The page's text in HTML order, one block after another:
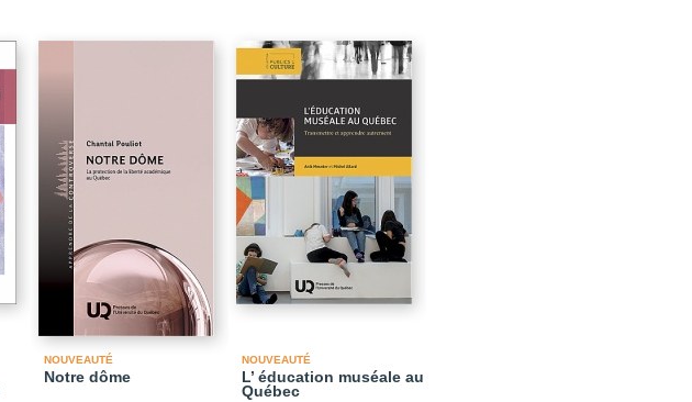
NOUVEAUTÉ
Notre dôme
NOUVEAUTÉ
L’ éducation muséale au
Québec